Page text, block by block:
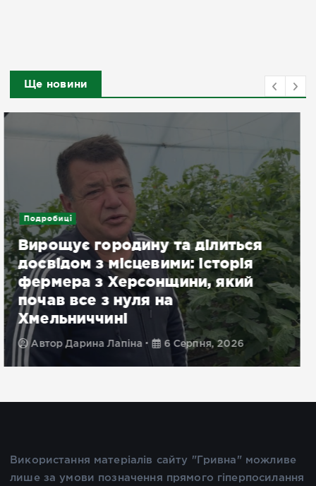
Ще новини
Новини
Ворог двічі атакував
громадський транспорт,
поранено понад 20 людей: як
минув день на Херсонщині
АвторЯн Ярчук 6 Серпня, 2026
Використання матеріалів сайту "Гривна" можливе
лише за умови позначення прямого гіперпосилання